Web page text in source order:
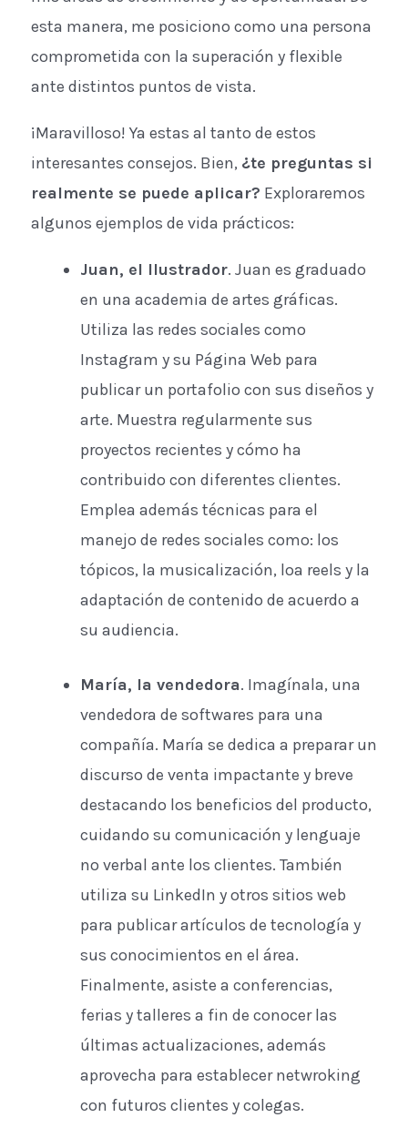
esta manera, me posiciono como una persona
comprometida con la superación y flexible
ante distintos puntos de vista.
¡Maravilloso! Ya estas al tanto de estos
interesantes consejos. Bien, ¿te preguntas si
realmente se puede aplicar? Exploraremos
algunos ejemplos de vida prácticos:
Juan, el Ilustrador. Juan es graduado
en una academia de artes gráficas.
Utiliza las redes sociales como
Instagram y su Página Web para
publicar un portafolio con sus diseños y
arte. Muestra regularmente sus
proyectos recientes y cómo ha
contribuido con diferentes clientes.
Emplea además técnicas para el
manejo de redes sociales como: los
tópicos, la musicalización, loa reels y la
adaptación de contenido de acuerdo a
su audiencia.
María, la vendedora. Imagínala, una
vendedora de softwares para una
compañía. María se dedica a preparar un
discurso de venta impactante y breve
destacando los beneficios del producto,
cuidando su comunicación y lenguaje
no verbal ante los clientes. También
utiliza su LinkedIn y otros sitios web
para publicar artículos de tecnología y
sus conocimientos en el área.
Finalmente, asiste a conferencias,
ferias y talleres a fin de conocer las
últimas actualizaciones, además
aprovecha para establecer netwroking
con futuros clientes y colegas.